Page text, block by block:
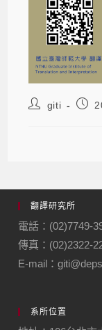
giti
翻譯研究所
電話：(02)7749-
傳真：(02)2322-
E-mail：
系所位置